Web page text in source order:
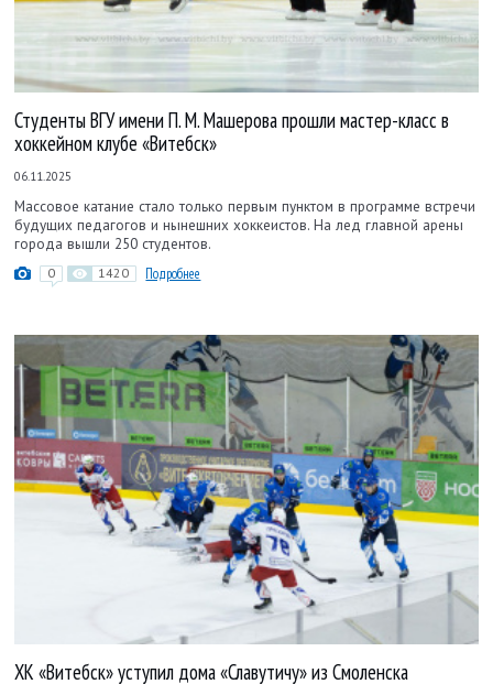
Студенты ВГУ имени П. М. Машерова прошли мастер-класс в
хоккейном клубе «Витебск»
06.11.2025
Массовое катание стало только первым пунктом в программе встречи
будущих педагогов и нынешних хоккеистов. На лед главной арены
города вышли 250 студентов.
0 1420 Подробнее
ХК «Витебск» уступил дома «Славутичу» из Смоленска